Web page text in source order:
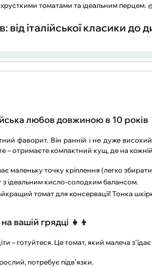
томатами та ідеальним перцем.
від італійської класики до
любов довжиною в 10 років
фаворит. Він ранній і не дуже
– отримаєте компактний кущ, де на
маленьку точку кріплення (легко
з ідеальним кисло-солодким балансом.
томат для консервації! Тонка
вашій грядці 👧👦
– готуйтеся. Це томат, який малеча
потребує підв’язки.